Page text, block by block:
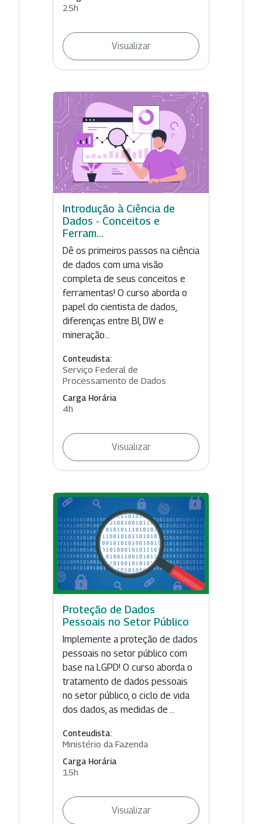
25h
Visualizar
Introdução à Ciência de
Dados - Conceitos e
Ferram...
Dê os primeiros passos na ciência
de dados com uma visão
completa de seus conceitos e
ferramentas! O curso aborda o
papel do cientista de dados,
diferenças entre BI, DW e
mineração...
Conteudista:
Serviço Federal de
Processamento de Dados
Carga Horária
4h
Visualizar
Proteção de Dados
Pessoais no Setor Público
Implemente a proteção de dados
pessoais no setor público com
base na LGPD! O curso aborda o
tratamento de dados pessoais
no setor público, o ciclo de vida
dos dados, as medidas de ...
Conteudista:
Ministério da Fazenda
Carga Horária
15h
Visualizar